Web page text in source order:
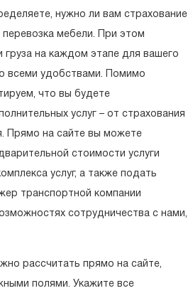
нужно ли вам страхование
мебели. При этом
на каждом этапе для вашего
всеми удобствами. Помимо
что вы будете
услуг – от страхования
Прямо на сайте вы можете
стоимости услуги
услуг, а также подать
транспортной компании
сотрудничества с нами,
рассчитать прямо на сайте,
полями. Укажите все